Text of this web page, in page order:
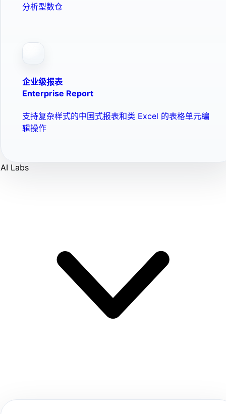
分析型数仓
企业级报表
Enterprise Report
支持复杂样式的中国式报表和类 Excel 的表格单元编
辑操作
AI Labs